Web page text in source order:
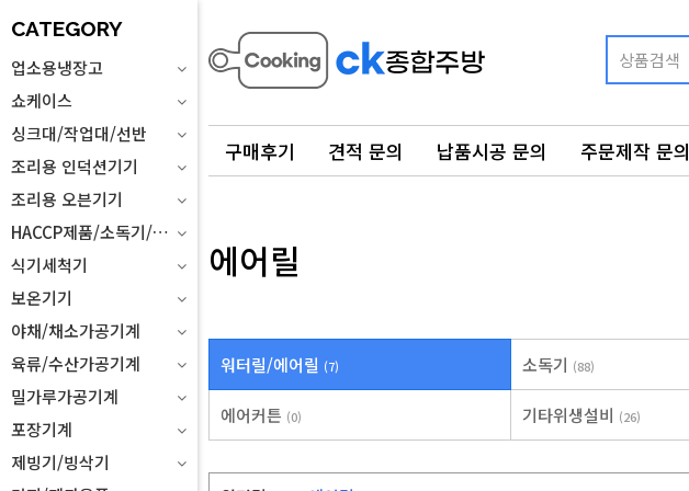
CATEGORY
업소용냉장고
쇼케이스
싱크대/작업대/선반
조리용 인덕션기기
조리용 오븐기기
HACCP제품/소독기/위생설비
식기세척기
보온기기
야채/채소가공기계
육류/수산가공기계
밀가루가공기계
포장기계
제빙기/빙삭기
구매후기 견적 문의 납품시공 문의 주문제작 문의
에어릴
워터릴/에어릴 (7) 소독기 (88)
에어커튼 (0) 기타위생설비 (26)